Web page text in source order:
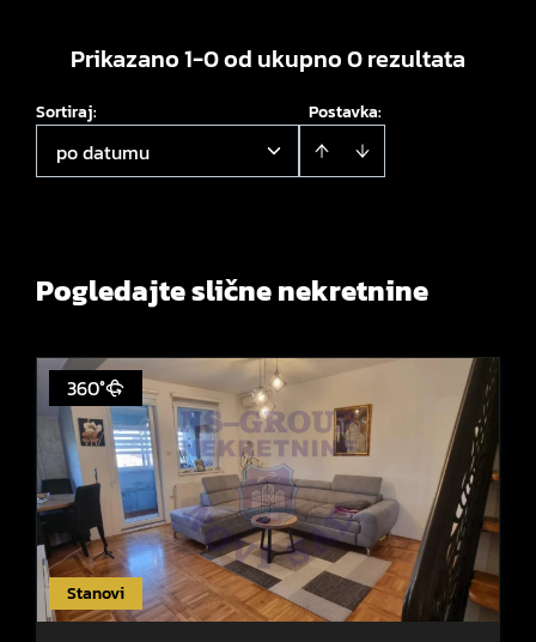
Prikazano 1-0 od ukupno 0 rezultata
Postavka:
Sortiraj:
po datumu
Pogledajte slične nekretnine
Stanovi
360°